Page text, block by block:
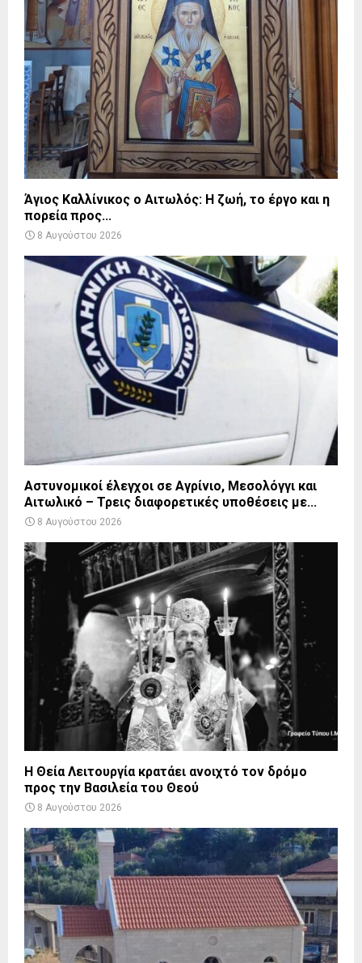
Άγιος Καλλίνικος ο Αιτωλός: Η ζωή, το έργο και η
πορεία προς...
8 Αυγούστου 2026
Αστυνομικοί έλεγχοι σε Αγρίνιο, Μεσολόγγι και
Αιτωλικό – Τρεις διαφορετικές υποθέσεις με...
8 Αυγούστου 2026
Η Θεία Λειτουργία κρατάει ανοιχτό τον δρόμο
προς την Βασιλεία του Θεού
8 Αυγούστου 2026